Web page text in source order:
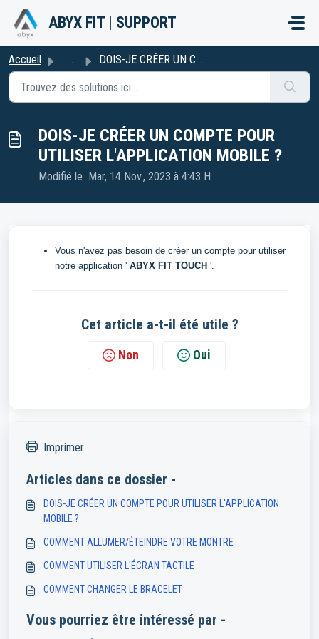
Passer au contenu principal
ABYX FIT | SUPPORT
Accueil ... DOIS-JE CRÉER UN COMPTE POUR UTILISER L'APPLICATION M...
DOIS-JE CRÉER UN COMPTE POUR
UTILISER L'APPLICATION MOBILE ?
Modifié le Mar, 14 Nov., 2023 à 4:43 H
Vous n'avez pas besoin de créer un compte pour utiliser
notre application ' ABYX FIT TOUCH '.
Cet article a-t-il été utile ?
Non Oui
Imprimer
Articles dans ce dossier -
DOIS-JE CRÉER UN COMPTE POUR UTILISER L'APPLICATION
MOBILE ?
COMMENT ALLUMER/ÉTEINDRE VOTRE MONTRE
COMMENT UTILISER L'ÉCRAN TACTILE
COMMENT CHANGER LE BRACELET
Vous pourriez être intéressé par -